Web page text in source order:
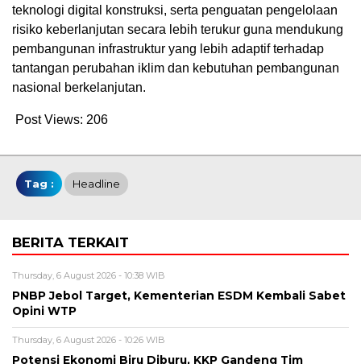
teknologi digital konstruksi, serta penguatan pengelolaan
risiko keberlanjutan secara lebih terukur guna mendukung
pembangunan infrastruktur yang lebih adaptif terhadap
tantangan perubahan iklim dan kebutuhan pembangunan
nasional berkelanjutan.
Post Views: 206
Tag : Headline
BERITA TERKAIT
Thursday, 6 August 2026 - 10:38 WIB
PNBP Jebol Target, Kementerian ESDM Kembali Sabet
Opini WTP
Thursday, 6 August 2026 - 10:26 WIB
Potensi Ekonomi Biru Diburu, KKP Gandeng Tim